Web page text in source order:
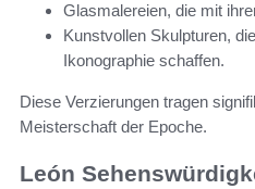
Glasmalereien, die mit
Kunstvollen Skulpturen,
Ikonographie schaffen.
Diese Verzierungen tragen
Meisterschaft der Epoche.
León